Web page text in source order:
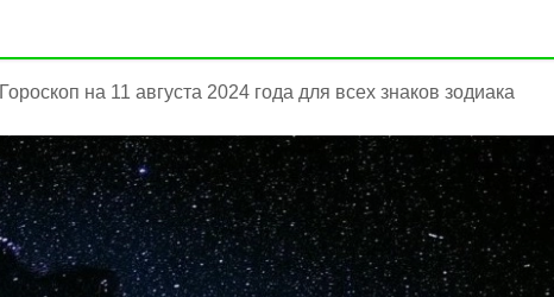
Гороскоп на 11 августа 2024 года для всех знаков зодиака